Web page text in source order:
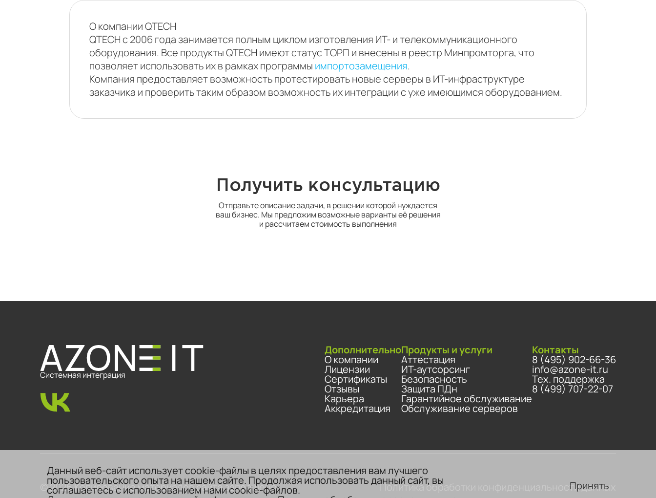
О компании QTECH
QTECH с 2006 года занимается полным циклом изготовления ИТ- и телекоммуникационного
оборудования. Все продукты QTECH имеют статус ТОРП и внесены в реестр Минпромторга, что
позволяет использовать их в рамках программы импортозамещения.
Компания предоставляет возможность протестировать новые серверы в ИТ-инфраструктуре
заказчика и проверить таким образом возможность их интеграции с уже имеющимся оборудованием.
Получить консультацию
Отправьте описание задачи, в решении которой нуждается
ваш бизнес. Мы предложим возможные варианты её решения
и рассчитаем стоимость выполнения
Системная интеграция
Дополнительно
О компании
Лицензии
Сертификаты
Отзывы
Карьера
Аккредитация
Продукты и услуги
Аттестация
ИТ-аутсорсинг
Безопасность
Защита ПДн
Гарантийное обслуживание
Обслуживание серверов
Контакты
8 (495) 902-66-36
info@azone-it.ru
Тех. поддержка
8 (499) 707-22-07
© 2026 Копирование материалов сайта запрещено. Политика обработки конфиденциальности данных
Данный веб-сайт использует cookie-файлы в целях предоставления вам лучшего
пользовательского опыта на нашем сайте. Продолжая использовать данный сайт, вы
соглашаетесь с использованием нами cookie-файлов. Принять